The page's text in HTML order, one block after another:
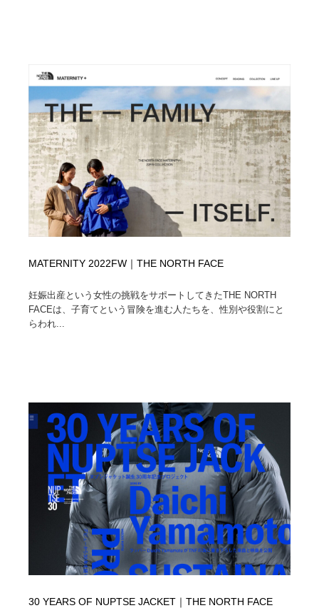
金融・銀行・投資・保険・M&A・商社
起業・事業支援・ボランティア・NPO
起業・事業支援・ボランティア・NPO
教育・スクール・保育・幼稚園・小中高・大学・専門学
校
教育・スクール・保育・幼稚園・小中高・大学・専門学
校
173
システム開発・IT・決済・アプリ・ソフトウェア
システム開発・IT・決済・アプリ・ソフトウェア
99
テクノロジー・AI・人工知能・スマートホーム・オンラ
イン
74
日本伝統：着物・織物・舞踊・歌舞伎・茶道・華道・書
道
映画・アニメ・DVD・動画配信・放送・TV・ラジオ
映画・アニメ・DVD・動画配信・放送・TV・ラジオ
音楽・アーティスト・楽器・舞台・演劇・ミュージカ
芸能人・俳優・女優・タレント・モデル・芸能事務所
キャンペーン・イベント・ワークショップ・コンペティ
ション
キャンペーン・イベント・ワークショップ・コンペティ
マッチングサービス
マッチングサービス
アート・芸術・美術館・美術展・博物館・ギャラリー
アート・芸術・美術館・美術展・博物館・ギャラリー
383
鉛筆画・木炭画・デッサン・クロッキー
鉛筆画・木炭画・デッサン・クロッキー
15
グラフィティ・Graffiti・ストリートアート 4
MATERNITY 2022FW｜THE NORTH FACE
妊娠出産という女性の挑戦をサポートしてきたTHE NORTH
FACEは、子育てという冒険を進む人たちを、性別や役割にと
らわれ...
30 YEARS OF NUPTSE JACKET｜THE NORTH FACE